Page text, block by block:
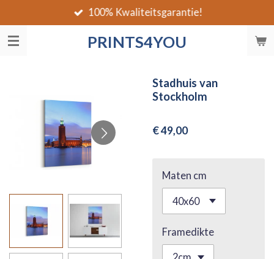
direct
naar
PRINTS4YOU
100% Kwaliteitsgarantie!
Stadhuis van
Stockholm
€ 49,00
Maten cm
Framedikte